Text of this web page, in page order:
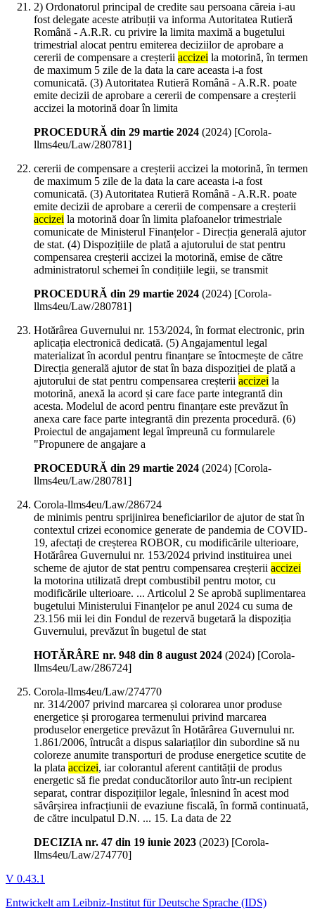
2) Ordonatorul principal de credite sau persoana căreia i-au
fost delegate aceste atribuții va informa Autoritatea Rutieră
Română - A.R.R. cu privire la limita maximă a bugetului
trimestrial alocat pentru emiterea deciziilor de aprobare a
cererii de compensare a creșterii accizei la motorină, în termen
de maximum 5 zile de la data la care aceasta i-a fost
comunicată. (3) Autoritatea Rutieră Română - A.R.R. poate
emite decizii de aprobare a cererii de compensare a creșterii
accizei la motorină doar în limita
PROCEDURĂ din 29 martie 2024 (2024) [Corola-
llms4eu/Law/280781]
cererii de compensare a creșterii accizei la motorină, în termen
de maximum 5 zile de la data la care aceasta i-a fost
comunicată. (3) Autoritatea Rutieră Română - A.R.R. poate
emite decizii de aprobare a cererii de compensare a creșterii
accizei la motorină doar în limita plafoanelor trimestriale
comunicate de Ministerul Finanțelor - Direcția generală ajutor
de stat. (4) Dispozițiile de plată a ajutorului de stat pentru
compensarea creșterii accizei la motorină, emise de către
administratorul schemei în condițiile legii, se transmit
PROCEDURĂ din 29 martie 2024 (2024) [Corola-
llms4eu/Law/280781]
Hotărârea Guvernului nr. 153/2024, în format electronic, prin
aplicația electronică dedicată. (5) Angajamentul legal
materializat în acordul pentru finanțare se întocmește de către
Direcția generală ajutor de stat în baza dispoziției de plată a
ajutorului de stat pentru compensarea creșterii accizei la
motorină, anexă la acord și care face parte integrantă din
acesta. Modelul de acord pentru finanțare este prevăzut în
anexa care face parte integrantă din prezenta procedură. (6)
Proiectul de angajament legal împreună cu formularele
"Propunere de angajare a
PROCEDURĂ din 29 martie 2024 (2024) [Corola-
llms4eu/Law/280781]
Corola-llms4eu/Law/286724
de minimis pentru sprijinirea beneficiarilor de ajutor de stat în
contextul crizei economice generate de pandemia de COVID-
19, afectați de creșterea ROBOR, cu modificările ulterioare,
Hotărârea Guvernului nr. 153/2024 privind instituirea unei
scheme de ajutor de stat pentru compensarea creșterii accizei
la motorina utilizată drept combustibil pentru motor, cu
modificările ulterioare. ... Articolul 2 Se aprobă suplimentarea
bugetului Ministerului Finanțelor pe anul 2024 cu suma de
23.156 mii lei din Fondul de rezervă bugetară la dispoziția
Guvernului, prevăzut în bugetul de stat
HOTĂRÂRE nr. 948 din 8 august 2024 (2024) [Corola-
llms4eu/Law/286724]
Corola-llms4eu/Law/274770
nr. 314/2007 privind marcarea și colorarea unor produse
energetice și prorogarea termenului privind marcarea
produselor energetice prevăzut în Hotărârea Guvernului nr.
1.861/2006, întrucât a dispus salariaților din subordine să nu
coloreze anumite transporturi de produse energetice scutite de
la plata accizei, iar colorantul aferent cantității de produs
energetic să fie predat conducătorilor auto într-un recipient
separat, contrar dispozițiilor legale, înlesnind în acest mod
săvârșirea infracțiunii de evaziune fiscală, în formă continuată,
de către inculpatul D.N. ... 15. La data de 22
DECIZIA nr. 47 din 19 iunie 2023 (2023) [Corola-
llms4eu/Law/274770]
V 0.43.1
Entwickelt am Leibniz-Institut für Deutsche Sprache (IDS)